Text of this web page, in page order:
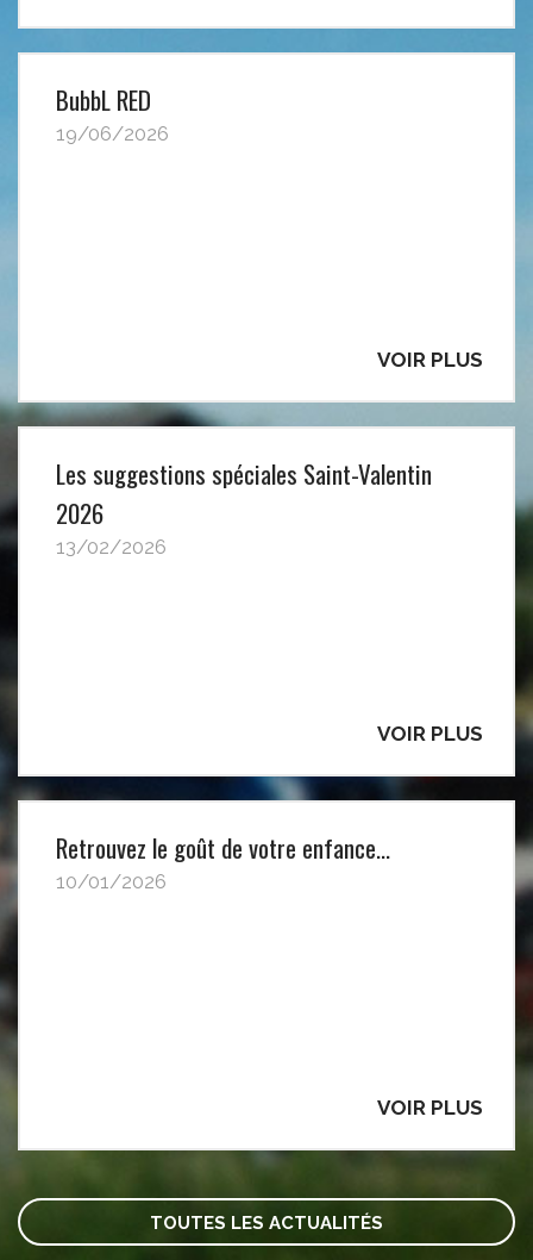
BubbL RED
19/06/2026
VOIR PLUS
Les suggestions spéciales Saint-Valentin
2026
13/02/2026
VOIR PLUS
Retrouvez le goût de votre enfance…
10/01/2026
VOIR PLUS
TOUTES LES ACTUALITÉS